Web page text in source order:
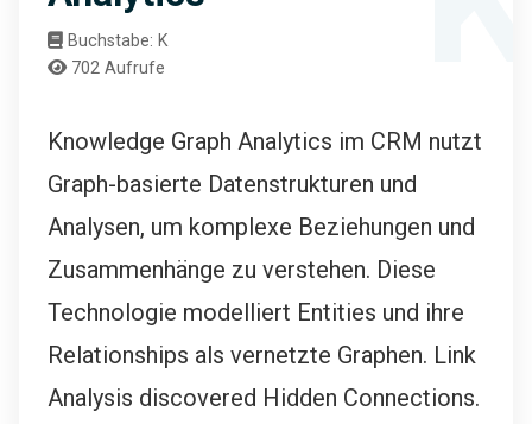
Buchstabe: K
702 Aufrufe
Knowledge Graph Analytics im CRM nutzt
Graph-basierte Datenstrukturen und
Analysen, um komplexe Beziehungen und
Zusammenhänge zu verstehen. Diese
Technologie modelliert Entities und ihre
Relationships als vernetzte Graphen. Link
Analysis discovered Hidden Connections.